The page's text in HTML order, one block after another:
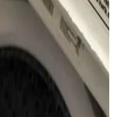
Su
Değerlendirmesi
su ve enerji tasarrufu
su kullanımı temizlik
ön işlem önemlidir.
Ev Aletleri Seçimi: